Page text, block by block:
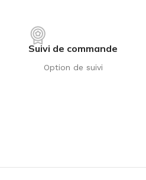
Suivi de commande
Option de suivi